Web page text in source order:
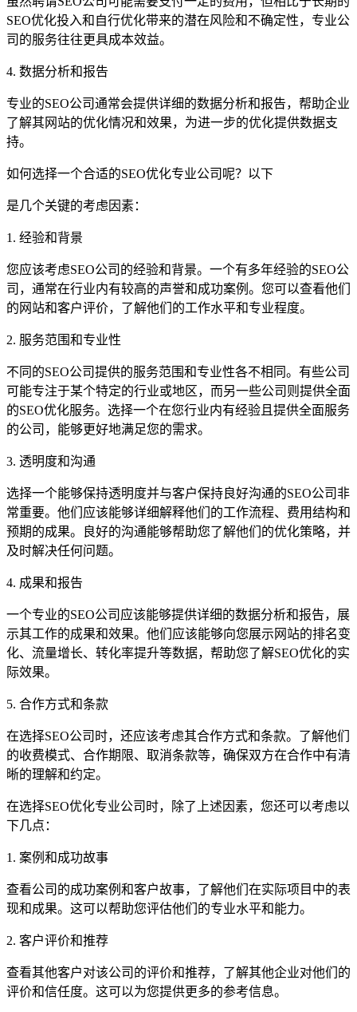
SEO优化投入和自行优化带来的潜在风险和不确定性，专业公
司的服务往往更具成本效益。
4. 数据分析和报告
专业的SEO公司通常会提供详细的数据分析和报告，帮助企业
了解其网站的优化情况和效果，为进一步的优化提供数据支
持。
如何选择一个合适的SEO优化专业公司呢？以下
是几个关键的考虑因素：
1. 经验和背景
您应该考虑SEO公司的经验和背景。一个有多年经验的SEO公
司，通常在行业内有较高的声誉和成功案例。您可以查看他们
的网站和客户评价，了解他们的工作水平和专业程度。
2. 服务范围和专业性
不同的SEO公司提供的服务范围和专业性各不相同。有些公司
可能专注于某个特定的行业或地区，而另一些公司则提供全面
的SEO优化服务。选择一个在您行业内有经验且提供全面服务
的公司，能够更好地满足您的需求。
3. 透明度和沟通
选择一个能够保持透明度并与客户保持良好沟通的SEO公司非
常重要。他们应该能够详细解释他们的工作流程、费用结构和
预期的成果。良好的沟通能够帮助您了解他们的优化策略，并
及时解决任何问题。
4. 成果和报告
一个专业的SEO公司应该能够提供详细的数据分析和报告，展
示其工作的成果和效果。他们应该能够向您展示网站的排名变
化、流量增长、转化率提升等数据，帮助您了解SEO优化的实
际效果。
5. 合作方式和条款
在选择SEO公司时，还应该考虑其合作方式和条款。了解他们
的收费模式、合作期限、取消条款等，确保双方在合作中有清
晰的理解和约定。
在选择SEO优化专业公司时，除了上述因素，您还可以考虑以
下几点：
1. 案例和成功故事
查看公司的成功案例和客户故事，了解他们在实际项目中的表
现和成果。这可以帮助您评估他们的专业水平和能力。
2. 客户评价和推荐
查看其他客户对该公司的评价和推荐，了解其他企业对他们的
评价和信任度。这可以为您提供更多的参考信息。